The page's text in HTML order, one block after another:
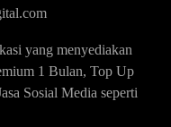
yang menyediakan
1 Bulan, Top Up
Sosial Media seperti